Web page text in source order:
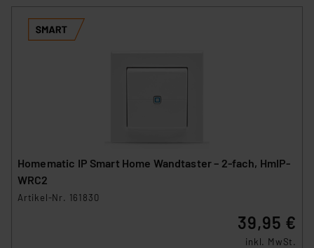
Homematic IP Smart Home Wandtaster – 2-fach, HmIP-
WRC2
Artikel-Nr. 161830
39,95 €
inkl. MwSt.